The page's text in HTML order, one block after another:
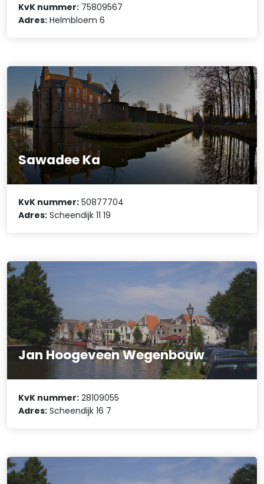
KvK nummer: 75809567
Adres: Helmbloem 6
Sawadee Ka
KvK nummer: 50877704
Adres: Scheendijk 11 19
Jan Hoogeveen Wegenbouw
KvK nummer: 28109055
Adres: Scheendijk 16 7